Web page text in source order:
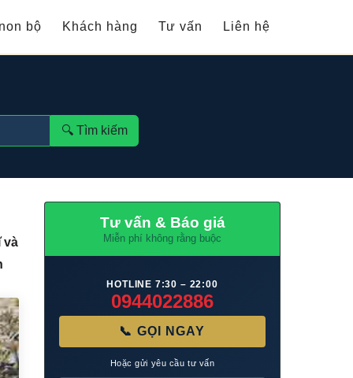
bộ Khách hàng Tư vấn Liên hệ
🔍︎ Tìm kiếm
và
Tư vấn & Báo giá
Miễn phí không rằng buộc
HOTLINE 7:30 – 22:00
0944022886
📞 GỌI NGAY
Hoặc gửi yêu cầu tư vấn